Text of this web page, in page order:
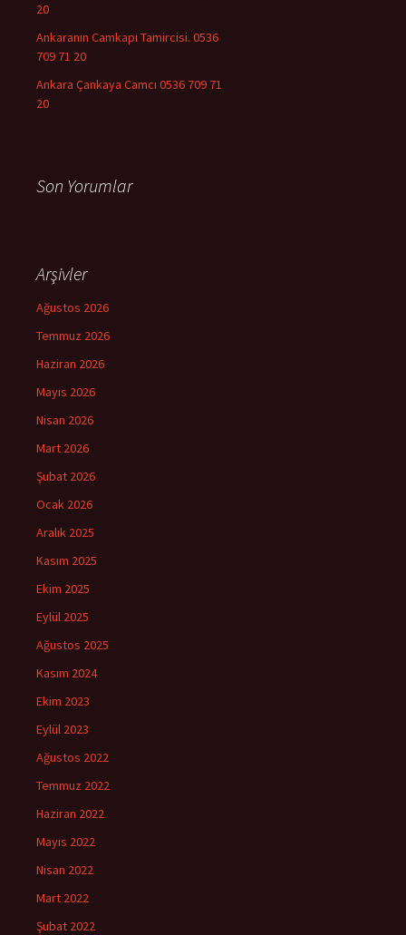
20
Ankaranın Camkapı Tamircisi. 0536
709 71 20
Ankara Çankaya Camcı 0536 709 71
20
Son Yorumlar
Arşivler
Ağustos 2026
Temmuz 2026
Haziran 2026
Mayıs 2026
Nisan 2026
Mart 2026
Şubat 2026
Ocak 2026
Aralık 2025
Kasım 2025
Ekim 2025
Eylül 2025
Ağustos 2025
Kasım 2024
Ekim 2023
Eylül 2023
Ağustos 2022
Temmuz 2022
Haziran 2022
Mayıs 2022
Nisan 2022
Mart 2022
Şubat 2022